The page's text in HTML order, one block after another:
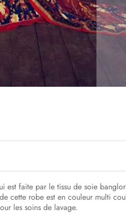
est faite par le tissu de soie
cette robe est en couleur multi
les soins de lavage.